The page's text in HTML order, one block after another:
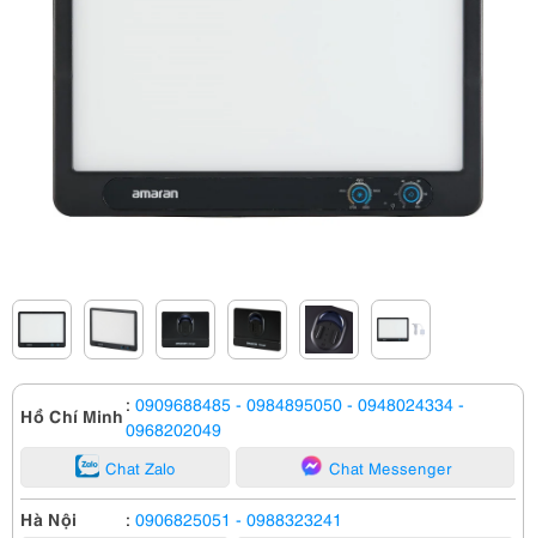
Hồ Chí Minh : 0909688485 - 0984895050 - 0948024334 -
0968202049
Chat Zalo Chat Messenger
Hà Nội : 0906825051 - 0988323241